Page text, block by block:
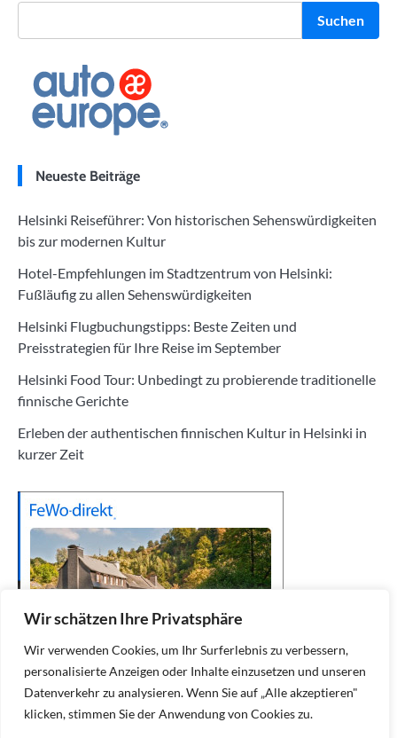
Wir schätzen Ihre Privatsphäre
Wir verwenden Cookies, um Ihr Surferlebnis zu verbessern,
personalisierte Anzeigen oder Inhalte einzusetzen und unseren
Datenverkehr zu analysieren. Wenn Sie auf „Alle akzeptieren"
klicken, stimmen Sie der Anwendung von Cookies zu.
Suchen
Neueste Beiträge
Helsinki Reiseführer: Von historischen Sehenswürdigkeiten
bis zur modernen Kultur
Hotel-Empfehlungen im Stadtzentrum von Helsinki:
Fußläufig zu allen Sehenswürdigkeiten
Helsinki Flugbuchungstipps: Beste Zeiten und
Preisstrategien für Ihre Reise im September
Helsinki Food Tour: Unbedingt zu probierende traditionelle
finnische Gerichte
Erleben der authentischen finnischen Kultur in Helsinki in
kurzer Zeit